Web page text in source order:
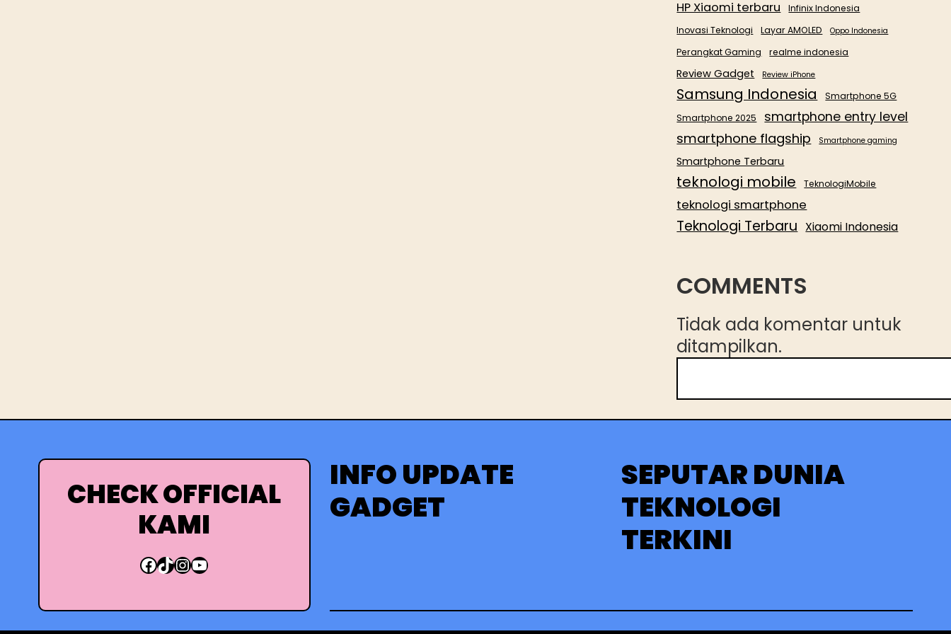
HP Xiaomi terbaru
Infinix Indonesia
Inovasi Teknologi
Layar AMOLED Oppo Indonesia
Perangkat Gaming realme indonesia
Review Gadget Review iPhone
Samsung Indonesia
Smartphone 5G
Smartphone 2025
smartphone entry level
smartphone flagship Smartphone gaming
Smartphone Terbaru
teknologi mobile TeknologiMobile
teknologi smartphone
Teknologi Terbaru Xiaomi Indonesia
COMMENTS
Tidak ada komentar untuk
ditampilkan.
CHECK OFFICIAL
KAMI
Facebook TikTok InstagramYouTube
INFO UPDATE
GADGET
SEPUTAR DUNIA
TEKNOLOGI
TERKINI